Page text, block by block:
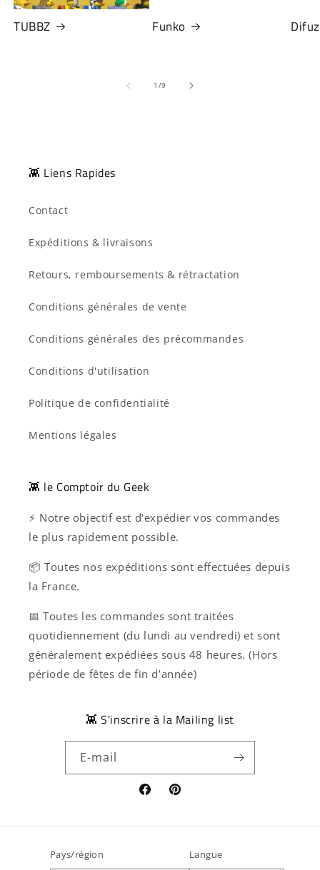
TUBBZ Funko
1 /de
9
👾 Liens Rapides
Contact
Expéditions & livraisons
Retours, remboursements & rétractation
Conditions générales de vente
Conditions générales des précommandes
Conditions d'utilisation
Politique de confidentialité
Mentions légales
👾 le Comptoir du Geek
⚡ Notre objectif est d'expédier vos commandes
le plus rapidement possible.
📦 Toutes nos expéditions sont effectuées depuis
la France.
📅 Toutes les commandes sont traitées
quotidiennement (du lundi au vendredi) et sont
généralement expédiées sous 48 heures. (Hors
période de fêtes de fin d’année)
👾 S'inscrire à la Mailing list
E-mail
FacebookPinterest
Pays/région Langue